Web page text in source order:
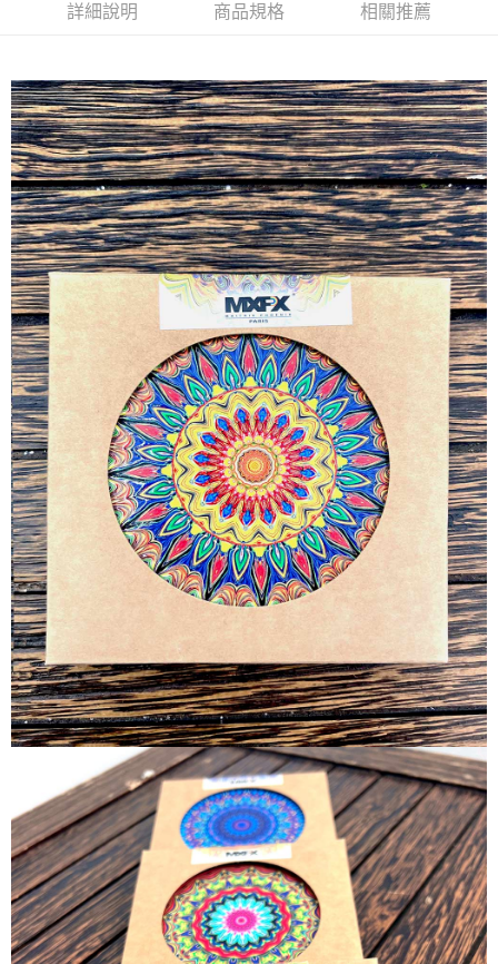
１．透過由恩沛科技股份有限公司提供之「AFTEE先享後付」服務完成之交
https://aftee.tw/terms/#terms3
３．未成年的使用者請事先徵得法定代理人或監護人之同意方可使用
「AFTEE先享後付」，若未經同意申辦者引起之損失，本公司不負相關責
任。
４．使用「AFTEE先享後付」時，將依據個別帳號之用戶狀況，依本公司即
時審查核予不同之上限額度；若仍有額度不足之情形，本公司將視審查結果
請求用戶進行身份認證。
５．嚴禁一人註冊多個帳號或使用他人資訊註冊。若發現惡意使用之情形，
恩沛科技股份有限公司將有權停止該用戶之使用額度並採取法律行動。
詳細說明 商品規格 相關推薦